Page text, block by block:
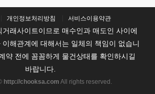
개인정보처리방침 서비스이용약관
거래사이트이므로 매수인과 매도인 사이에
해관계에 대해서는 일체의 책임이 없습니
약 전에 꼼꼼하게 물건상태를 확인하시길
바랍니다.
http://chooksa.com All rights reserved.